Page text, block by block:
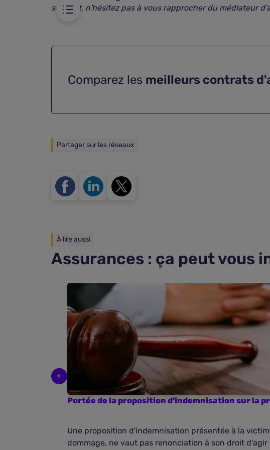
souscrit, n'hésitez pas à vous rapprocher du médiateur
Comparez les meilleurs contrats
Partager sur les réseaux
À lire aussi
Assurances : ça peut vous
Portée de la proposition d’indemnisation sur la
Une proposition d'indemnisation présentée à la
dommage, ne vaut pas renonciation à son droit d'agir